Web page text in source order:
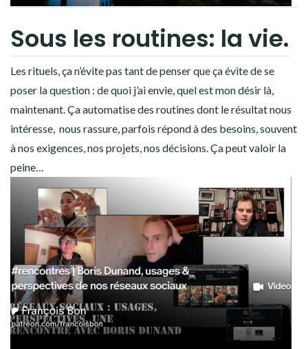
Sous les routines: la vie.
Les rituels, ça n’évite pas tant de penser que ça évite de se
poser la question : de quoi j’ai envie, quel est mon désir là,
maintenant. Ça automatise des routines dont le résultat nous
intéresse, nous rassure, parfois répond à des besoins, souvent
à nos exigences, nos projets, nos décisions. Ça peut valoir la
peine…